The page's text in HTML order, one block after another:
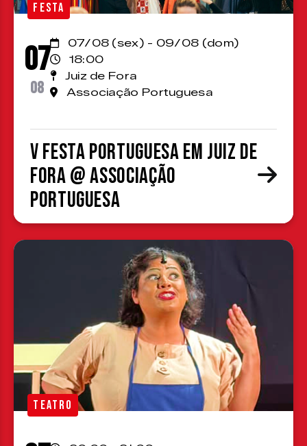
FESTA
07
08
07/08 (sex) - 09/08 (dom)
18:00
Juiz de Fora
Associação Portuguesa
V Festa Portuguesa em Juiz de
Fora @ Associação
Portuguesa
TEATRO